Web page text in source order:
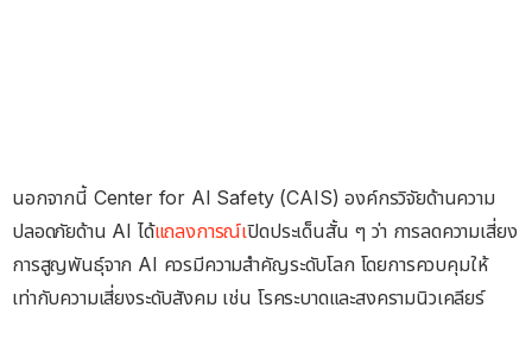
นอกจากนี้ Center for AI Safety (CAIS) องค์กรวิจัยด้านความ
ปลอดภัยด้าน AI ได้แถลงการณ์เปิดประเด็นสั้น ๆ ว่า การลดความเสี่ยง
การสูญพันธุ์จาก AI ควรมีความสำคัญระดับโลก โดยการควบคุมให้
เท่ากับความเสี่ยงระดับสังคม เช่น โรคระบาดและสงครามนิวเคลียร์